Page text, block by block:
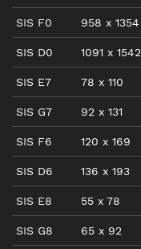
SIS F0 958 x 1354
SIS D0 1091 x 1542
SIS E7 78 x 110
SIS G7 92 x 131
SIS F6 120 x 169
SIS D6 136 x 193
SIS E8 55 x 78
SIS G8 65 x 92